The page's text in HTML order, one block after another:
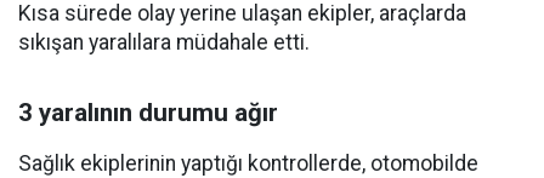
Kısa sürede olay yerine ulaşan ekipler, araçlarda
sıkışan yaralılara müdahale etti.
3 yaralının durumu ağır
Sağlık ekiplerinin yaptığı kontrollerde, otomobilde